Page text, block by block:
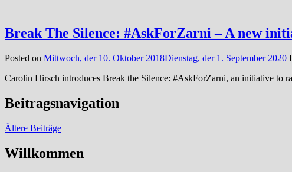
Break The Silence: #AskForZarni – A new
Posted on Mittwoch, der 10. Oktober 2018Dienstag, der 1. September 2020
Carolin Hirsch introduces Break the Silence: #AskForZarni, an initiative to
Beitragsnavigation
Ältere Beiträge
Willkommen